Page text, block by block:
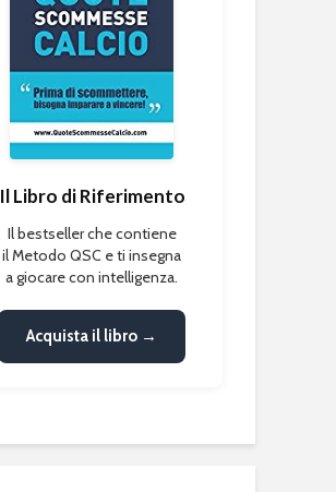
Il Libro di Riferimento
Il bestseller che contiene
il Metodo QSC e ti insegna
a giocare con intelligenza.
Acquista il libro →